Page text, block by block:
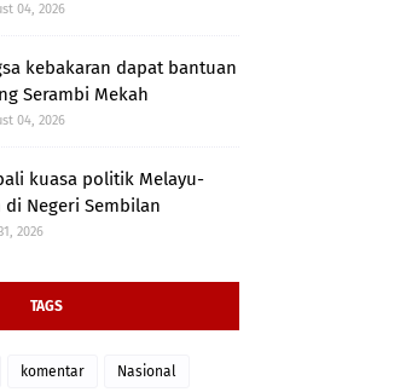
04, 2026
kebakaran dapat bantuan
Serambi Mekah
04, 2026
kuasa politik Melayu-
di Negeri Sembilan
2026
TAGS
komentar Nasional